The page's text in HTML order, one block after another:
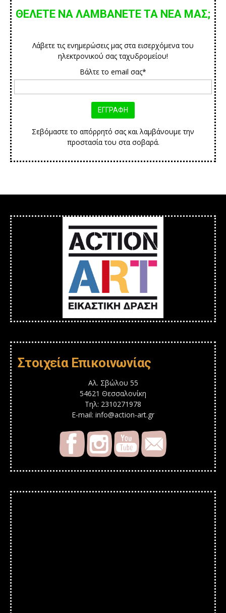
ΘΕΛΕΤΕ ΝΑ ΛΑΜΒΑΝΕΤΕ ΤΑ ΝΕΑ ΜΑΣ;
Λάβετε τις ενημερώσεις μας στα εισερχόμενα του
ηλεκτρονικού σας ταχυδρομείου!
Βάλτε το email σας*
Σεβόμαστε το απόρρητό σας και λαμβάνουμε την
προστασία του στα σοβαρά.
Στοιχεία Επικοινωνίας
Αλ. Σβώλου 55
54621 Θεσσαλονίκη
Τηλ: 2310271978
E-mail: info@action-art.gr